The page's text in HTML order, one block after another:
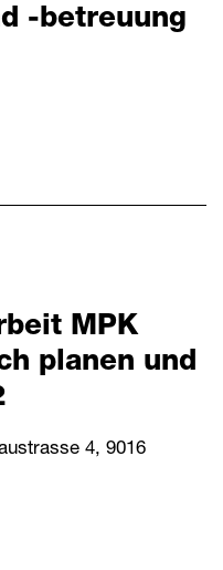
-betreuung
MPK
planen und
4, 9016